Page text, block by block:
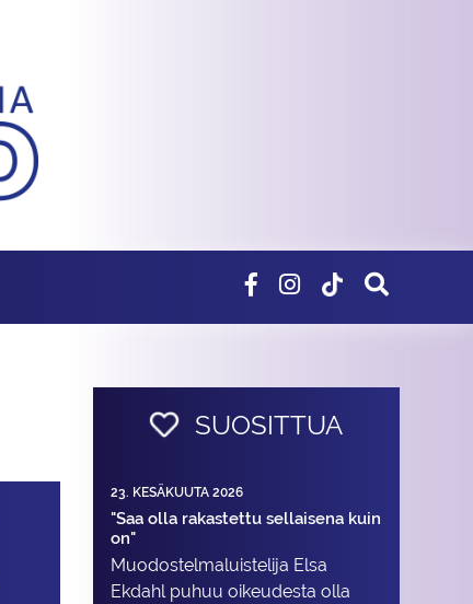
SUOSITTUA
23. KESÄKUUTA 2026
"Saa olla rakastettu sellaisena kuin
on"
Muodostelma­luistelija Elsa
Ekdahl puhuu oikeudesta olla